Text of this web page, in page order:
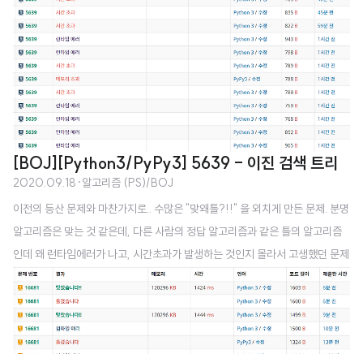
계기로 나는 관련 정보를 찾기 시작했다. 구글을 통해 알아보니 능력있으신 분
들이 이미 ..
[BOJ][Python3/PyPy3] 5639 - 이진 검색 트리
2020.09.18 ·알고리즘 (PS)/BOJ
이전의 등산 문제와 마찬가지로.. 수많은 "맞왜틀?!!" 을 외치게 만든 문제. 분명
알고리즘은 맞는 것 같은데, 다른 사람의 정답 알고리즘과 같은 틀의 알고리즘
인데 왜 런타임에러가 나고, 시간초과가 발생하는 것인지 몰라서 고생했던 문제
이다. 다른 사람의 코드와 내 코드를 비교하면서 배운 점들을 기록해보고자 한
다. 다음은 내가 비교했던 분의 정답코드가 담긴 블로그 주소이다. https://dev
elopmentdiary.tistory.com/442 [Python]트리 백준 5639 문제 이진 검
색 트리는 다음과 같은 세 가지 조건을 만족하는 이진 트리이다. 노드의 왼쪽 서